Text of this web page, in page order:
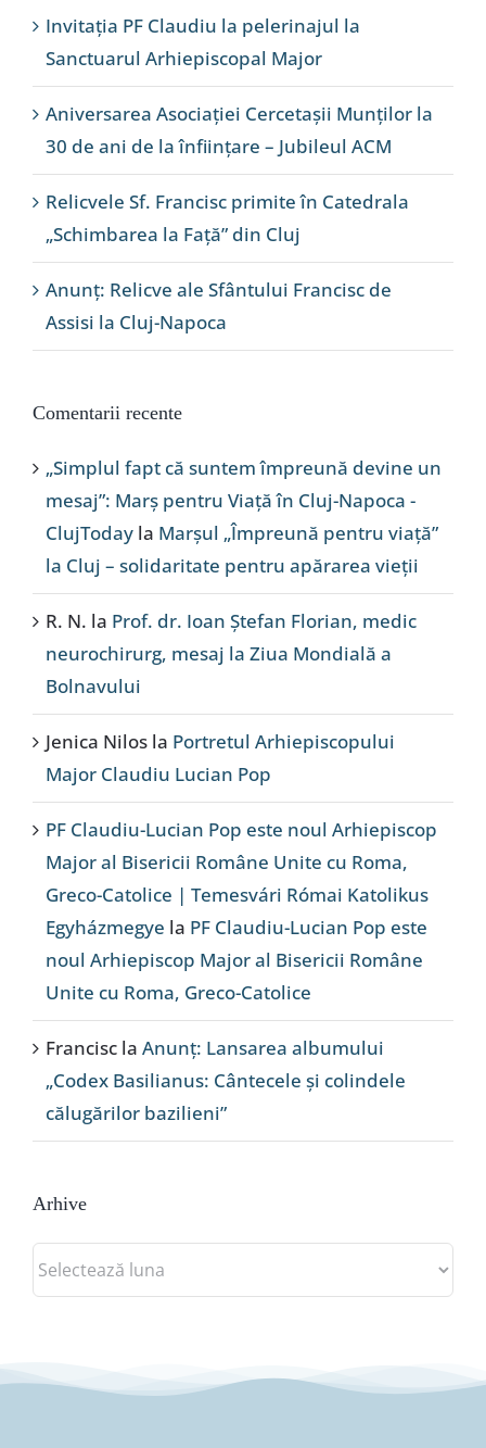
Invitația PF Claudiu la pelerinajul la
Sanctuarul Arhiepiscopal Major
Aniversarea Asociației Cercetașii Munților la
30 de ani de la înființare – Jubileul ACM
Relicvele Sf. Francisc primite în Catedrala
„Schimbarea la Față” din Cluj
Anunț: Relicve ale Sfântului Francisc de
Assisi la Cluj-Napoca
Comentarii recente
„Simplul fapt că suntem împreună devine un
mesaj”: Marș pentru Viață în Cluj-Napoca -
ClujToday la Marșul „Împreună pentru viață”
la Cluj – solidaritate pentru apărarea vieții
R. N. la Prof. dr. Ioan Ștefan Florian, medic
neurochirurg, mesaj la Ziua Mondială a
Bolnavului
Jenica Nilos la Portretul Arhiepiscopului
Major Claudiu Lucian Pop
PF Claudiu-Lucian Pop este noul Arhiepiscop
Major al Bisericii Române Unite cu Roma,
Greco-Catolice | Temesvári Római Katolikus
Egyházmegye la PF Claudiu-Lucian Pop este
noul Arhiepiscop Major al Bisericii Române
Unite cu Roma, Greco-Catolice
Francisc la Anunț: Lansarea albumului
„Codex Basilianus: Cântecele și colindele
călugărilor bazilieni”
Arhive
Arhive